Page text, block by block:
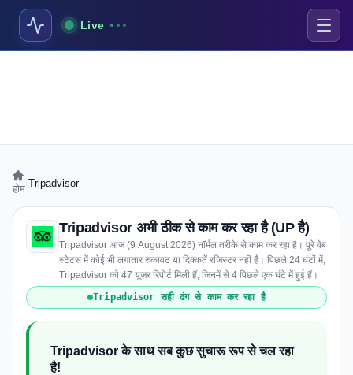
Live
होम Tripadvisor
Tripadvisor अभी ठीक से काम कर रहा है (UP है)
Tripadvisor आज (9 August 2026) नॉर्मल तरीके से काम कर रहा है। पूरे वेब
स्टेटस में कोई भी लगातार रुकावट या दिक्कतें रजिस्टर नहीं हैं। पिछले 24 घंटों में,
Tripadvisor को 47 यूज़र रिपोर्ट मिली हैं, जिनमें से 4 पिछले एक घंटे में हुई हैं।
Tripadvisor सही ढंग से काम कर रहा है
Tripadvisor के साथ सब कुछ सुचारू रूप से चल रहा
है!